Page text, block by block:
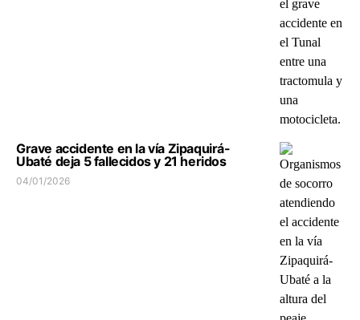
Grave accidente en la vía Zipaquirá-
Ubaté deja 5 fallecidos y 21 heridos
04/01/2026